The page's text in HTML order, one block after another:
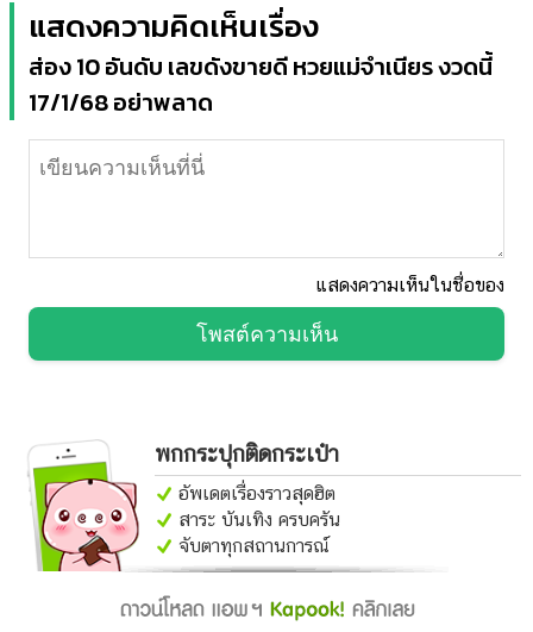
แสดงความคิดเห็นเรื่อง
ส่อง 10 อันดับ เลขดังขายดี หวยแม่จำเนียร งวดนี้
17/1/68 อย่าพลาด
แสดงความเห็นในชื่อของ
โพสต์ความเห็น
พกกระปุกติดกระเป๋า
อัพเดตเรื่องราวสุดฮิต
สาระ บันเทิง ครบครัน
จับตาทุกสถานการณ์